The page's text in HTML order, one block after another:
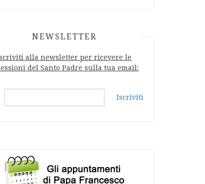
NEWSLETTER
alla newsletter per ricevere le
del Santo Padre sulla tua email:
Iscriviti